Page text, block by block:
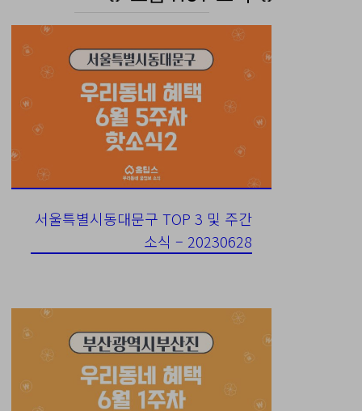
서울특별시동대문구 TOP 3 및 주간
소식 – 20230628